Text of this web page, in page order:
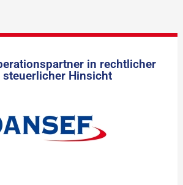
in rechtlicher
steuerlicher Hinsicht